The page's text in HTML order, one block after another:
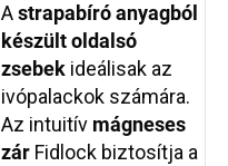
Astrapabíró anyagból
készült oldalsó
zsebek ideálisak az
ivópalackok számára.
Az intuitív mágneses
zár Fidlock biztosítja a